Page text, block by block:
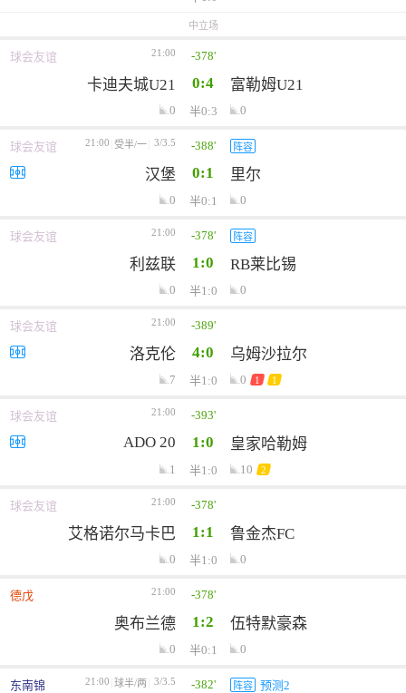
中立场
球会友谊 21:00 -378'
卡迪夫城U21 0:4 富勒姆U21
0 半0:3 0
球会友谊 21:00 受半/一 3/3.5 -388' 阵容
汉堡 0:1 里尔
0 半0:1 0
球会友谊 21:00 -378' 阵容
利兹联 1:0 RB莱比锡
0 半1:0 0
球会友谊 21:00 -389'
洛克伦 4:0 乌姆沙拉尔
7 半1:0 0 1 1
球会友谊 21:00 -393'
ADO 20 1:0 皇家哈勒姆
1 半1:0 10 2
球会友谊 21:00 -378'
艾格诺尔马卡巴 1:1 鲁金杰FC
0 半1:0 0
德戊 21:00 -378'
奥布兰德 1:2 伍特默豪森
0 半0:1 0
东南锦 21:00 球半/两 3/3.5 -382' 阵容 预测2